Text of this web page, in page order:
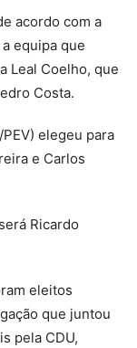
acordo com a
equipa que
Leal Coelho, que
Costa.
elegeu para
e Carlos
Ricardo
eleitos
que juntou
pela CDU,